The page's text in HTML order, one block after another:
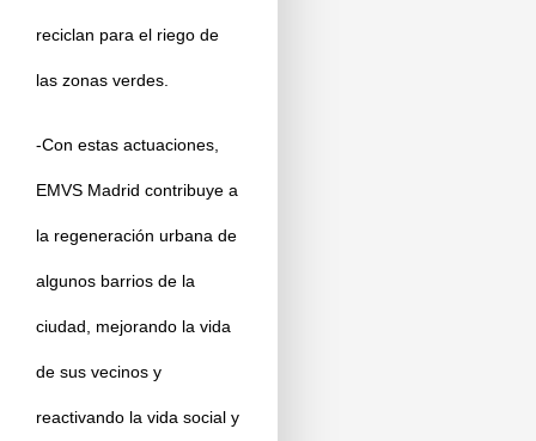
reciclan para el riego de
las zonas verdes.
-Con estas actuaciones,
EMVS Madrid contribuye a
la regeneración urbana de
algunos barrios de la
ciudad, mejorando la vida
de sus vecinos y
reactivando la vida social y